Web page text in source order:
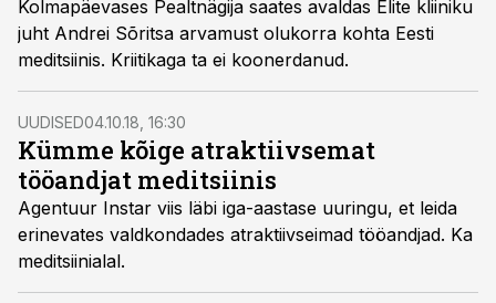
Kolmapäevases Pealtnägija saates avaldas Elite kliiniku
juht Andrei Sõritsa arvamust olukorra kohta Eesti
meditsiinis. Kriitikaga ta ei koonerdanud.
UUDISED04.10.18, 16:30
Kümme kõige atraktiivsemat
tööandjat meditsiinis
Agentuur Instar viis läbi iga-aastase uuringu, et leida
erinevates valdkondades atraktiivseimad tööandjad. Ka
meditsiinialal.